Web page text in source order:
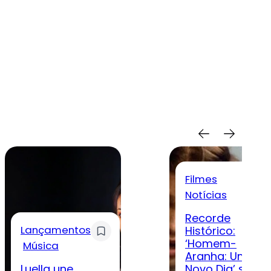
Lançamentos
Música
Filmes
Notícias
Recorde
Histórico:
‘Homem-
Aranha: Um